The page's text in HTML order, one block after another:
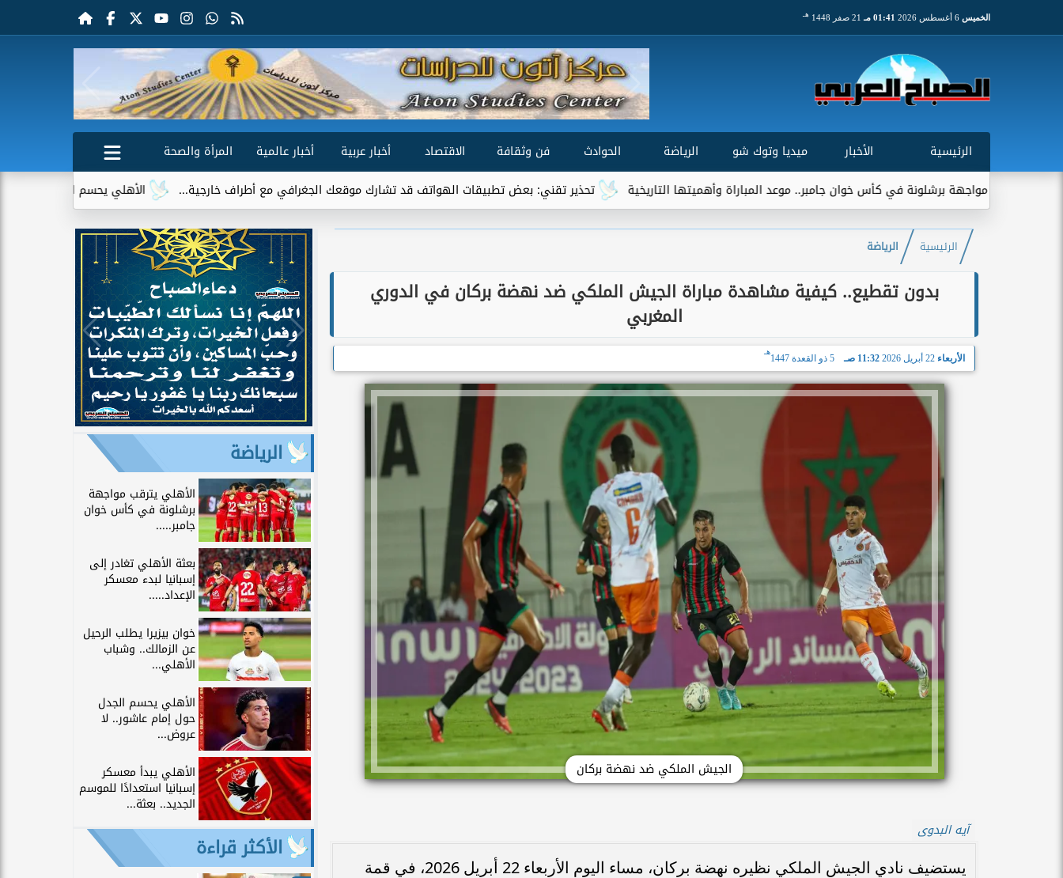
الخميس 01:41 مـ 21 صفر 1448 هـ
الرئيسية الأخبار ميديا وتوك شو الرياضة الحوادث فن وثقافة الاقتصاد أخبار عربية أخبار عالمية
المرأة والصحة
الأهلي يحسم الجدل حول إمام عاشور.. لا عروض
تحذير تقني: بعض تطبيقات الهواتف قد تشارك موقعك الجغرافي مع أطراف خارجية... برشلونة في كأس خوان جامبر.. موعد المباراة وأهميتها التاريخية
الرئيسية الرياضة
بدون تقطيع.. كيفية مشاهدة مباراة الجيش الملكي ضد نهضة بركان في الدوري
المغربي
الأربعاء 22 أبريل 2026 11:32 صـ 5 ذو القعدة 1447
هـ
الجيش الملكي ضد نهضة بركان
آيه البدوى
يستضيف نادي الجيش الملكي نظيره نهضة بركان، مساء اليوم الأربعاء 22 أبريل 2026، في قمة
الرياضة
الأهلي يترقب مواجهة
برشلونة في كأس خوان
جامبر.....
بعثة الأهلي تغادر إلى
إسبانيا لبدء معسكر
الإعداد.....
خوان بيزيرا يطلب الرحيل
عن الزمالك.. وشباب
الأهلي...
الأهلي يحسم الجدل
حول إمام عاشور.. لا
عروض...
الأهلي يبدأ معسكر
إسبانيا استعدادًا للموسم
الجديد.. بعثة...
الأكثر قراءة